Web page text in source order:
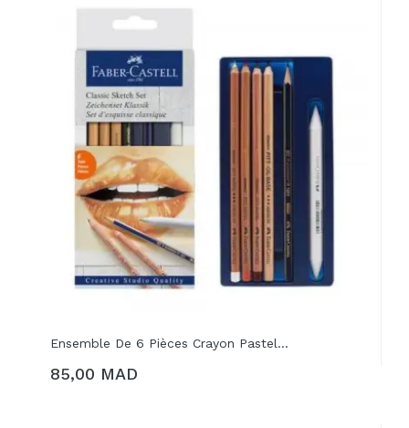
Ensemble De 6 Pièces Crayon Pastel...
AJOUTER AU PANIER
85,00 MAD